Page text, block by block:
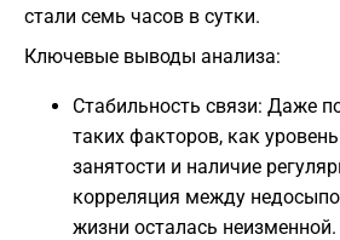
стали семь часов в сутки.
Ключевые выводы анализа:
Стабильность связи: Даже
таких факторов, как
занятости и наличие
корреляция между
жизни осталась неизменной.